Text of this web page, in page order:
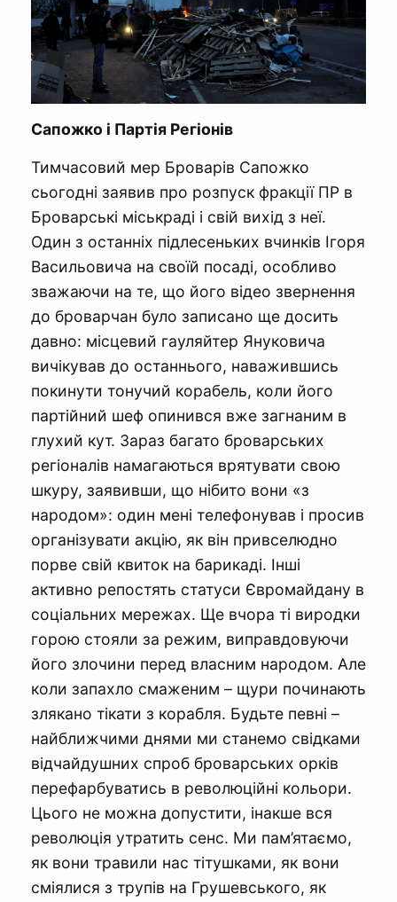
Сапожко і Партія Регіонів
Тимчасовий мер Броварів Сапожко
сьогодні заявив про розпуск фракції ПР в
Броварські міськраді і свій вихід з неї.
Один з останніх підлесеньких вчинків Ігоря
Васильовича на своїй посаді, особливо
зважаючи на те, що його відео звернення
до броварчан було записано ще досить
давно: місцевий гауляйтер Януковича
вичікував до останнього, наважившись
покинути тонучий корабель, коли його
партійний шеф опинився вже загнаним в
глухий кут. Зараз багато броварських
регіоналів намагаються врятувати свою
шкуру, заявивши, що нібито вони «з
народом»: один мені телефонував і просив
організувати акцію, як він привселюдно
порве свій квиток на барикаді. Інші
активно репостять статуси Євромайдану в
соціальних мережах. Ще вчора ті виродки
горою стояли за режим, виправдовуючи
його злочини перед власним народом. Але
коли запахло смаженим – щури починають
злякано тікати з корабля. Будьте певні –
найближчими днями ми станемо свідками
відчайдушних спроб броварських орків
перефарбуватись в революційні кольори.
Цього не можна допустити, інакше вся
революція утратить сенс. Ми пам’ятаємо,
як вони травили нас тітушками, як вони
сміялися з трупів на Грушевського, як